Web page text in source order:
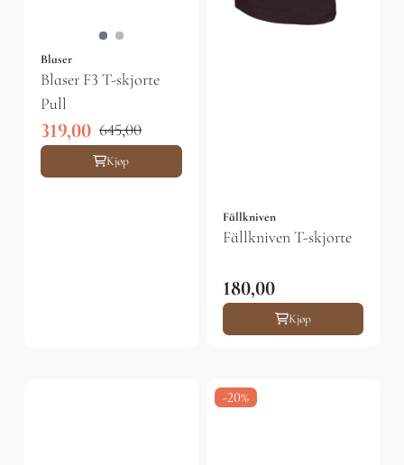
Blaser
Blaser F3 T-skjorte
Pull
319,00 645,00
Kjøp
Fällkniven
Fällkniven T-skjorte
180,00
Kjøp
-20%